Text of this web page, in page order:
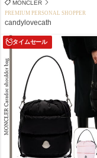
MONCLER
PREMIUM PERSONAL SHOPPER
candylovecath
タイムセール